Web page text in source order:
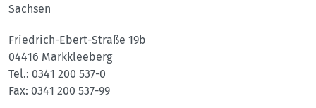
Sachsen
Friedrich-Ebert-Straße 19b
04416 Markkleeberg
Tel.: 0341 200 537-0
Fax: 0341 200 537-99